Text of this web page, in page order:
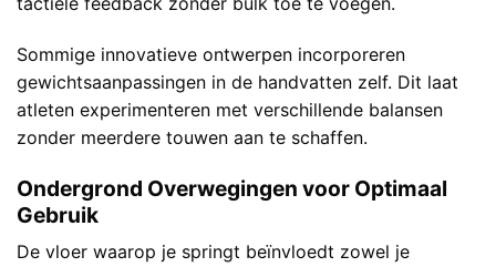
Sommige innovatieve ontwerpen incorporeren
gewichtsaanpassingen in de handvatten zelf. Dit laat
atleten experimenteren met verschillende balansen
zonder meerdere touwen aan te schaffen.
Ondergrond Overwegingen voor Optimaal
Gebruik
De vloer waarop je springt beïnvloedt zowel je